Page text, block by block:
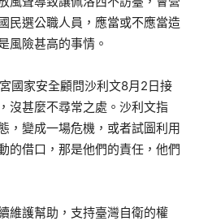
民選公職人員，應當或不應當造
風險甚高的事情。
國家安全顧問沙利文8月2日接
沒甚麼不尋常之處。沙利文指
，變成一場危機，或者試圖利用
的借口，那是他們的責任，他們
維護幫助，支持臺灣自衛的權